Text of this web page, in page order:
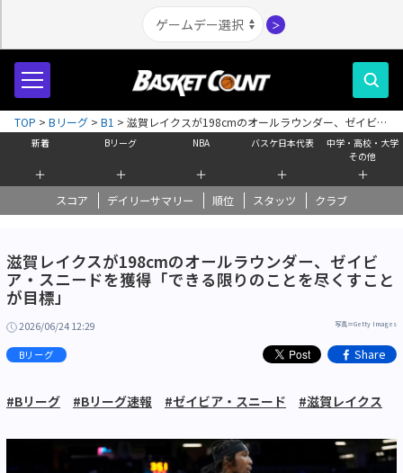
＞
新着
＋
Bリーグ
＋
NBA
＋
バスケ日本代表
＋
中学・高校・大学
その他
＋
スコア デイリーサマリー 順位 スタッツ クラブ
TOP > Bリーグ > B1 > 滋賀レイクスが198cmのオールラウンダー、ゼイビ
ア・スニードを獲得「できる限りのことを尽くすことが目標」
滋賀レイクスが198cmのオールラウンダー、ゼイビ
ア・スニードを獲得「できる限りのことを尽くすこと
が目標」
2026/06/24 12:29 写真＝Getty Images
Bリーグ Share
#Bリーグ #Bリーグ速報 #ゼイビア・スニード #滋賀レイクス